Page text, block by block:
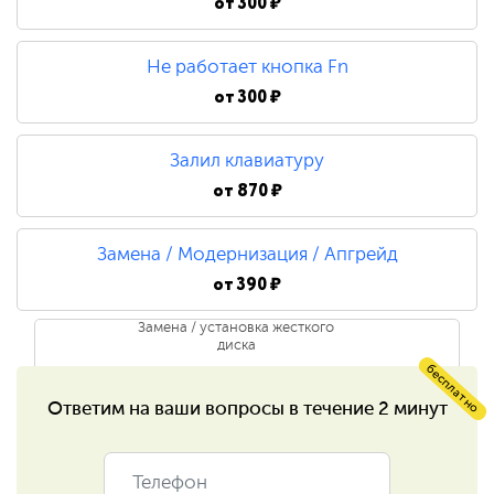
750 ₽
Ремонт лампы подсветки
1 500 ₽
Ремонт цепи питания
1 200 ₽
Не работает кнопка Fn
от300 ₽
Залил клавиатуру
от 870 ₽
Замена / Модернизация / Апгрейд
от390 ₽
Замена / установка жесткого
диска
390 ₽ бесплатно
Ответим на ваши вопросы в течение 2 минут